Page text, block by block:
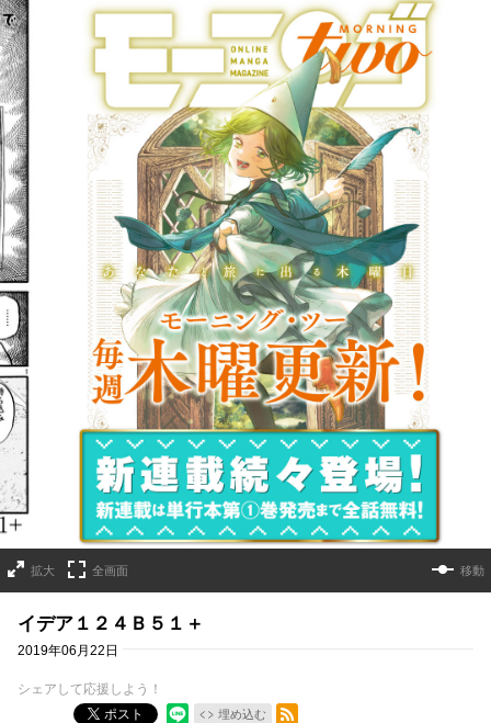
詳細ページへのリンク
拡大 全画面 移動
イデア１２４Ｂ５１＋
2019年06月22日
シェアして応援しよう！
ポスト
埋め込む
RSSフィード